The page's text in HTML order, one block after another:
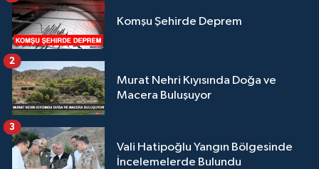
Komşu Şehirde Deprem
Murat Nehri Kıyısında Doğa ve
Macera Buluşuyor
2
Vali Hatipoğlu Yangın Bölgesinde
İncelemelerde Bulundu
3